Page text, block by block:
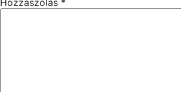
Hozzászólás *